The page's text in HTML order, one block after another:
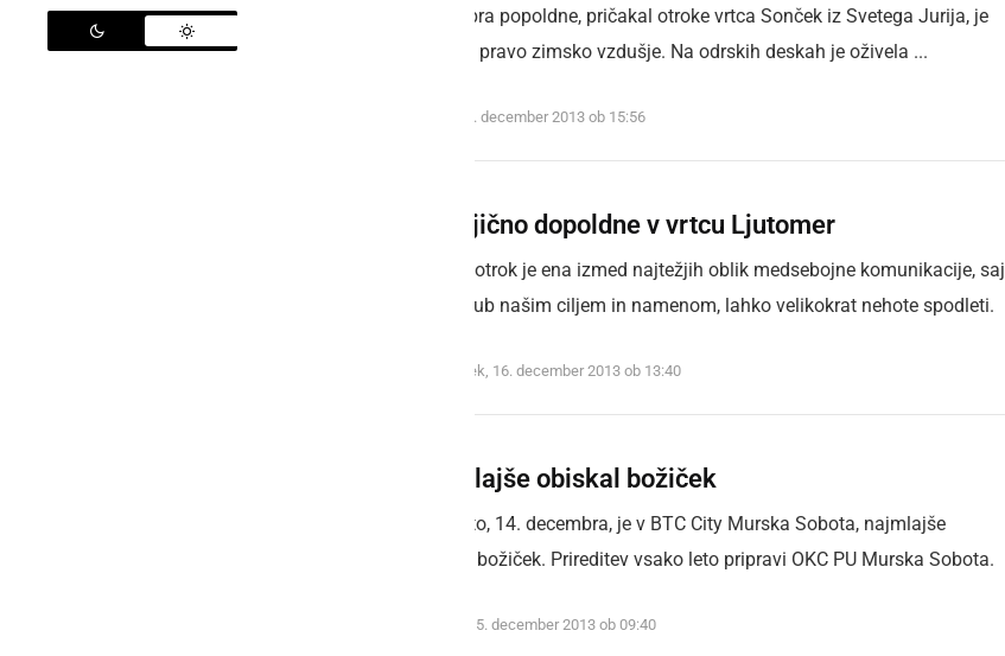
decembra popoldne, pričakal otroke vrtca Sonček iz Svetega Jurija, je
pričaral pravo zimsko vzdušje. Na odrskih deskah je oživela ...
sreda, 18. december 2013 ob 15:56
Pravljično dopoldne v vrtcu Ljutomer
Vzgoja otrok je ena izmed najtežjih oblik medsebojne komunikacije, saj
nam kljub našim ciljem in namenom, lahko velikokrat nehote spodleti.
ponedeljek, 16. december 2013 ob 13:40
Najmlajše obiskal božiček
V soboto, 14. decembra, je v BTC City Murska Sobota, najmlajše
obiskal božiček. Prireditev vsako leto pripravi OKC PU Murska Sobota.
nedelja, 15. december 2013 ob 09:40